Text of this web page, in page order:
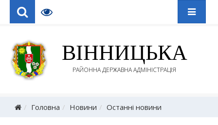
ВІННИЦЬКА
РАЙОННА ДЕРЖАВНА АДМІНІСТРАЦІЯ
Головна Новини Останні новини